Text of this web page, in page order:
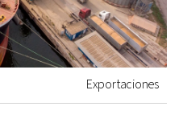
Exportaciones